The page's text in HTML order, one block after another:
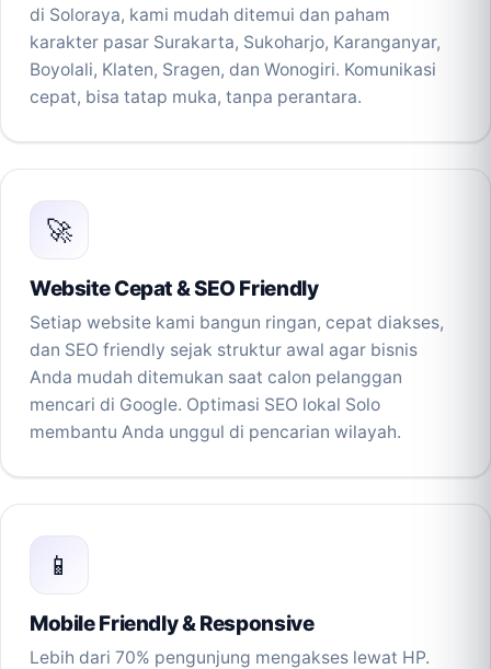
di Soloraya, kami mudah ditemui dan paham
karakter pasar Surakarta, Sukoharjo, Karanganyar,
Boyolali, Klaten, Sragen, dan Wonogiri. Komunikasi
cepat, bisa tatap muka, tanpa perantara.
🚀
Website Cepat & SEO Friendly
Setiap website kami bangun ringan, cepat diakses,
dan SEO friendly sejak struktur awal agar bisnis
Anda mudah ditemukan saat calon pelanggan
mencari di Google. Optimasi SEO lokal Solo
membantu Anda unggul di pencarian wilayah.
📱
Mobile Friendly & Responsive
Lebih dari 70% pengunjung mengakses lewat HP.